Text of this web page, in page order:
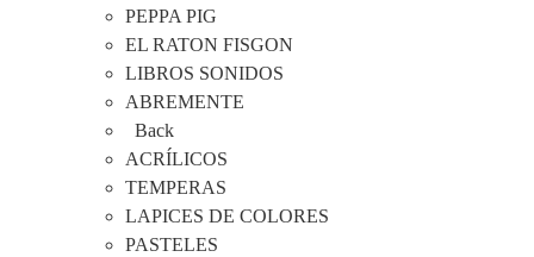
PEPPA PIG
EL RATON FISGON
LIBROS SONIDOS
ABREMENTE
Back
ACRÍLICOS
TEMPERAS
LAPICES DE COLORES
PASTELES